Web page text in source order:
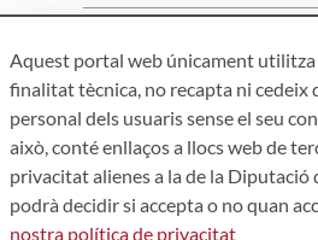
Aquest portal web únicament utilitza
finalitat tècnica, no recapta ni cedeix
personal dels usuaris sense el seu
això, conté enllaços a llocs web de
privacitat alienes a la de la Diputació
podrà decidir si accepta o no quan
nostra política de privacitat